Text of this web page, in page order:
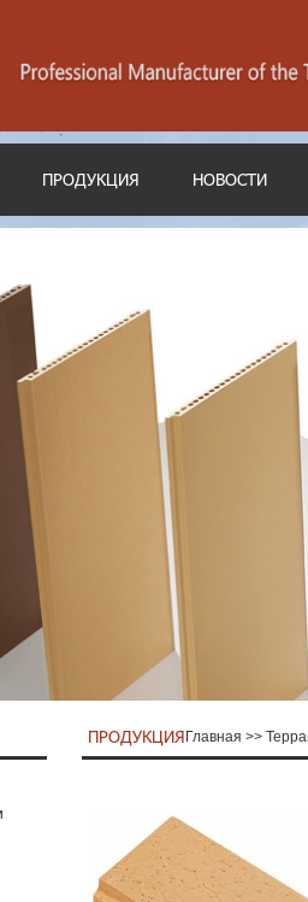
ПРОДУКЦИЯ НОВОСТИ
ПРОДУКЦИЯ Главная >>